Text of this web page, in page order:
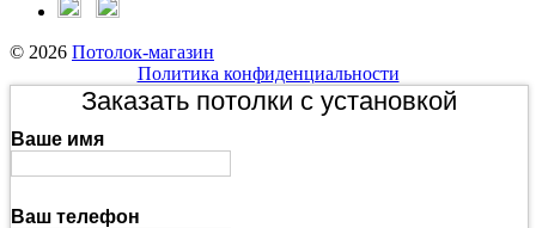
© 2026 Потолок-магазин
Политика конфиденциальности
Заказать потолки с установкой
Ваше имя
Ваш телефон